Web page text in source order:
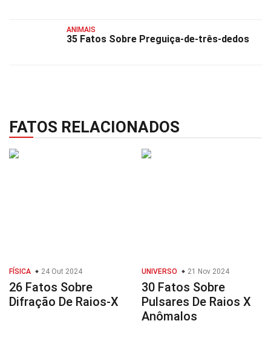
ANIMAIS
35 Fatos Sobre Preguiça-de-três-dedos
FATOS RELACIONADOS
FÍSICA 24 Out 2024
26 Fatos Sobre
Difração De Raios-X
UNIVERSO 21 Nov 2024
30 Fatos Sobre
Pulsares De Raios X
Anômalos